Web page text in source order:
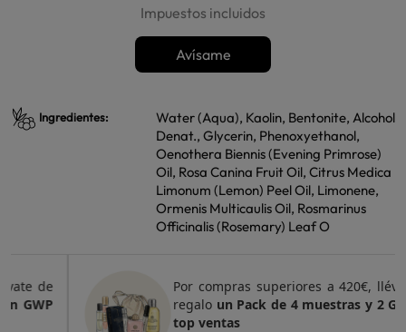
Impuestos incluidos
Avísame
Ingredientes:
Water (Aqua), Kaolin, Bentonite, Alcohol
Denat., Glycerin, Phenoxyethanol,
Oenothera Biennis (Evening Primrose)
Oil, Rosa Canina Fruit Oil, Citrus Medica
Limonum (Lemon) Peel Oil, Limonene,
Ormenis Multicaulis Oil, Rosmarinus
Officinalis (Rosemary) Leaf O
Por compras superiores a 420€, llévate de
regalo un Pack de 4 muestras y 2 GWP de
top ventas